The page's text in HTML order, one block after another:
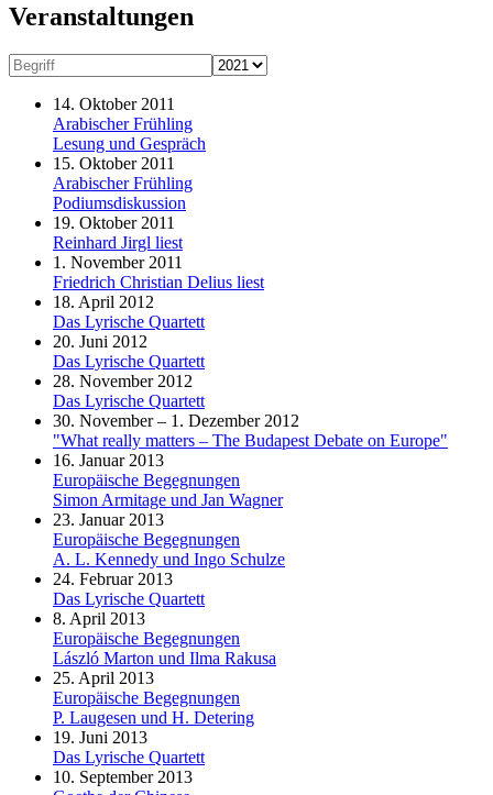
Veranstaltungen
14. Oktober 2011
Arabischer Frühling
Lesung und Gespräch
15. Oktober 2011
Arabischer Frühling
Podiumsdiskussion
19. Oktober 2011
Reinhard Jirgl liest
1. November 2011
Friedrich Christian Delius liest
18. April 2012
Das Lyrische Quartett
20. Juni 2012
Das Lyrische Quartett
28. November 2012
Das Lyrische Quartett
30. November – 1. Dezember 2012
"What really matters – The Budapest Debate on Europe"
16. Januar 2013
Europäische Begegnungen
Simon Armitage und Jan Wagner
23. Januar 2013
Europäische Begegnungen
A. L. Kennedy und Ingo Schulze
24. Februar 2013
Das Lyrische Quartett
8. April 2013
Europäische Begegnungen
László Marton und Ilma Rakusa
25. April 2013
Europäische Begegnungen
P. Laugesen und H. Detering
19. Juni 2013
Das Lyrische Quartett
10. September 2013